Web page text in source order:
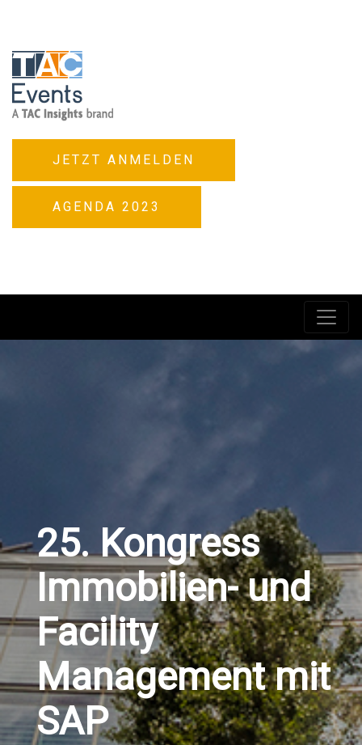
JETZT ANMELDEN
AGENDA 2023
25. Kongress
Immobilien- und
Facility
Management mit
SAP